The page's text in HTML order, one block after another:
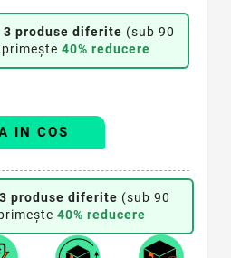
3 produse diferite (sub 90
40% reducere
IN COS
3 produse diferite (sub 90
40% reducere